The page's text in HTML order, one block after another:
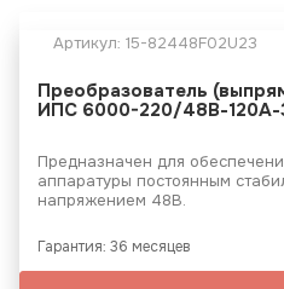
Артикул: 15-82448F02U23
Преобразователь
ИПС 6000-220/48В-120А-
Предназначен для
аппаратуры постоянным
напряжением 48В.
Гарантия: 36 месяцев